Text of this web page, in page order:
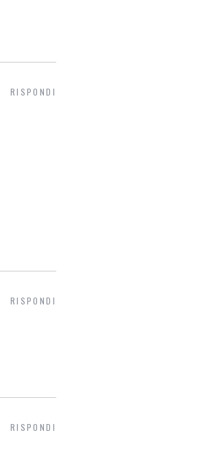
RISPONDI
RISPONDI
RISPONDI